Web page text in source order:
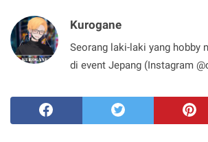
Kurogane
Seorang laki-laki yang hobby
di event Jepang (Instagram